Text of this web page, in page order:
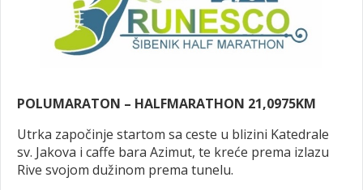
POLUMARATON – HALFMARATHON 21,0975KM
Utrka započinje startom sa ceste u blizini Katedrale
sv. Jakova i caffe bara Azimut, te kreće prema izlazu
Rive svojom dužinom prema tunelu.